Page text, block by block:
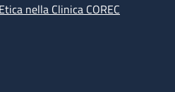
nella Clinica COREC